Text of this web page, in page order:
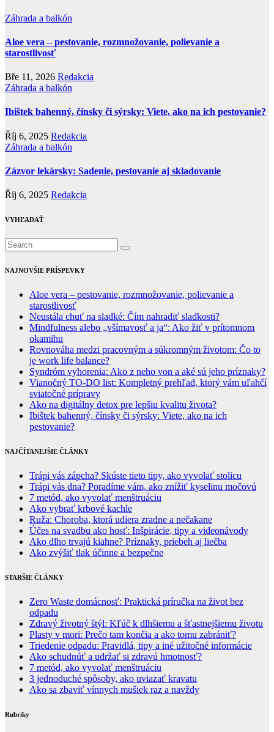
Záhrada a balkón
Aloe vera – pestovanie, rozmnožovanie, polievanie a
starostlivosť
Bře 11, 2026 Redakcia
Záhrada a balkón
Ibištek bahenný, čínsky či sýrsky: Viete, ako na ich pestovanie?
Říj 6, 2025 Redakcia
Záhrada a balkón
Zázvor lekársky: Sadenie, pestovanie aj skladovanie
Říj 6, 2025 Redakcia
VYHĽADAŤ
NAJNOVŠIE PRÍSPEVKY
Aloe vera – pestovanie, rozmnožovanie, polievanie a
starostlivosť
Neustála chuť na sladké: Čím nahradiť sladkosti?
Mindfulness alebo „všímavosť a ja“: Ako žiť v prítomnom
okamihu
Rovnováha medzi pracovným a súkromným životom: Čo to
je work life balance?
Syndróm vyhorenia: Ako z neho von a aké sú jeho príznaky?
Vianočný TO-DO list: Kompletný prehľad, ktorý vám uľahčí
sviatočné prípravy
Ako na digitálny detox pre lepšiu kvalitu života?
Ibištek bahenný, čínsky či sýrsky: Viete, ako na ich
pestovanie?
NAJČÍTANEJŠIE ČLÁNKY
Trápi vás zápcha? Skúste tieto tipy, ako vyvolať stolicu
Trápi vás dna? Poradíme vám, ako znížiť kyselinu močovú
7 metód, ako vyvolať menštruáciu
Ako vybrať krbové kachle
Ruža: Choroba, ktorá udiera zradne a nečakane
Účes na svadbu ako hosť: Inšpirácie, tipy a videonávody
Ako dlho trvajú kiahne? Príznaky, priebeh aj liečba
Ako zvýšiť tlak účinne a bezpečne
STARŠIE ČLÁNKY
Zero Waste domácnosť: Praktická príručka na život bez
odpadu
Zdravý životný štýl: Kľúč k dlhšiemu a šťastnejšiemu životu
Plasty v mori: Prečo tam končia a ako tomu zabrániť?
Triedenie odpadu: Pravidlá, tipy a iné užitočné informácie
Ako schudnúť a udržať si zdravú hmotnosť?
7 metód, ako vyvolať menštruáciu
3 jednoduché spôsoby, ako uviazať kravatu
Ako sa zbaviť vínnych mušiek raz a navždy
Rubriky